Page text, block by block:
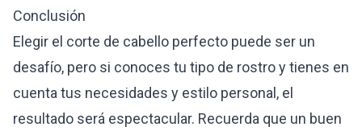
Conclusión
Elegir el corte de cabello perfecto puede ser un
desafío, pero si conoces tu tipo de rostro y tienes en
cuenta tus necesidades y estilo personal, el
resultado será espectacular. Recuerda que un buen